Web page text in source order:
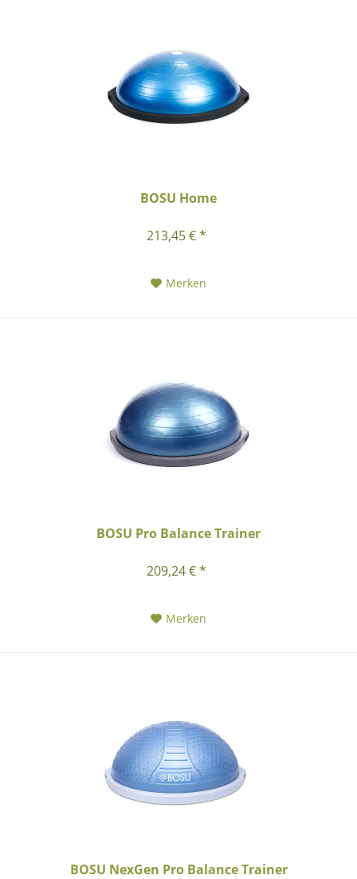
BOSU Home
213,45 € *
Merken
BOSU Pro Balance Trainer
209,24 € *
Merken
BOSU NexGen Pro Balance Trainer